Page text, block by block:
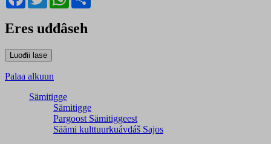
Eres uđđâseh
Palaa alkuun
Sämitigge
Sämitigge
Pargoost Sämitiggeest
Säämi kulttuurkuávdáš Sajos